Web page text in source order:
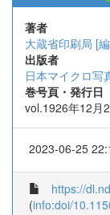
著者
大蔵省印刷局 [
出版者
日本マイクロ写
巻号頁・発行日
vol.1926年12月
2023-06-25
https://
(info:doi/